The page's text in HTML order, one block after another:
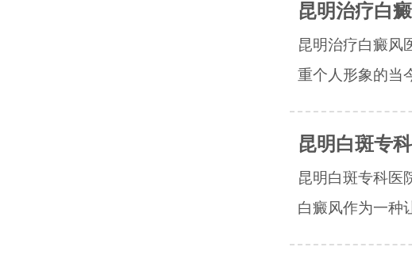
昆明治疗白
昆明治疗白癜风
重个人形象的当
昆明白斑专
昆明白斑专科医
白癜风作为一种